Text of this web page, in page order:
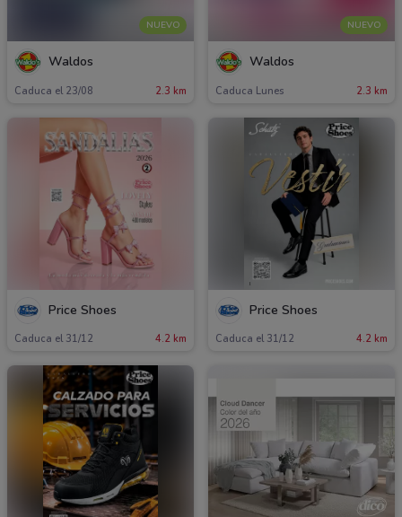
NUEVO
Waldos
Caduca el 23/08 2.3 km
NUEVO
Waldos
Caduca Lunes 2.3 km
Price Shoes
Caduca el 31/12 4.2 km
Price Shoes
Caduca el 31/12 4.2 km